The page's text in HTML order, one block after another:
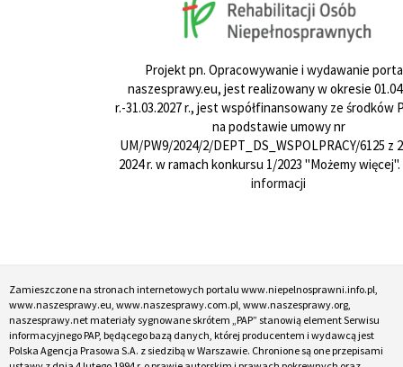
Projekt pn. Opracowywanie i wydawanie
naszesprawy.eu, jest realizowany w okresie
r.-31.03.2027 r., jest współfinansowany ze środków
na podstawie umowy nr
UM/PW9/2024/2/DEPT_DS_WSPOLPRACY/6125 z
2024 r. w ramach konkursu 1/2023 "Możemy więcej".
informacji
Zamieszczone na stronach internetowych portalu www.niepelnosprawni.info.pl,
www.naszesprawy.eu, www.naszesprawy.com.pl, www.naszesprawy.org,
naszesprawy.net materiały sygnowane skrótem „PAP” stanowią element Serwisu
informacyjnego PAP, będącego bazą danych, której producentem i wydawcą jest
Polska Agencja Prasowa S.A. z siedzibą w Warszawie. Chronione są one przepisami